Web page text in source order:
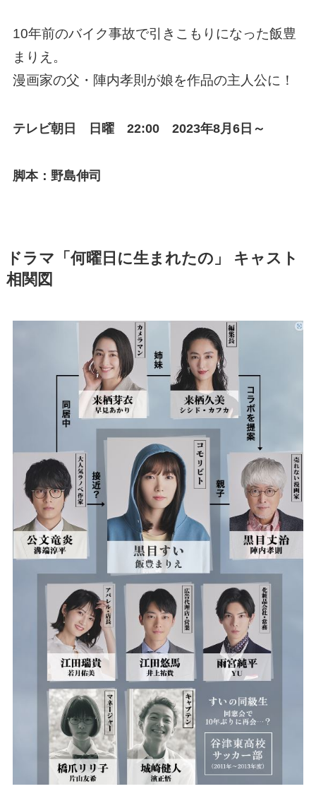
10年前のバイク事故で引きこもりになった飯豊
まりえ。
漫画家の父・陣内孝則が娘を作品の主人公に！
テレビ朝日 日曜 22:00 2023年8月6日～
脚本：野島伸司
ドラマ「何曜日に生まれたの」 キャスト
相関図